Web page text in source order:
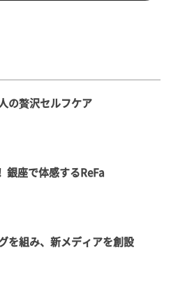
の贅沢セルフケア
銀座で体感するReFa
を組み、新メディアを創設